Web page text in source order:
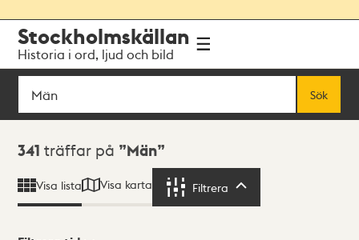
navigationen
huvudinnehållet
Stockholmskällan
Historia i ord, ljud och bild
Sök
Sök
Sökresultat
341 träffar på Män
Visa lista Visa karta Filtrera